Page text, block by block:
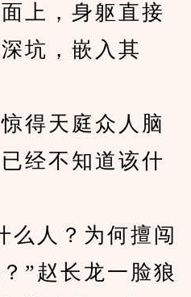
上，身躯直接
坑，嵌入其
天庭众人脑
经不知道该什
人？为何擅闯
”赵长龙一脸狼